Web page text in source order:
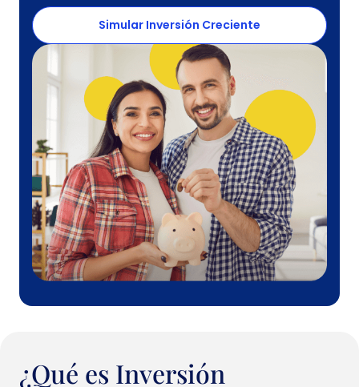
Simular Inversión Creciente
¿Qué es Inversión